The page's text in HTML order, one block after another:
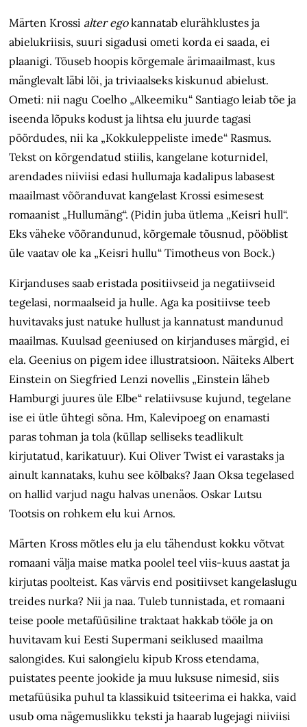
Märten Krossi alter egokannatab elurähklustes ja
abielukriisis, suuri sigadusi ometi korda ei saada, ei
plaanigi. Tõuseb hoopis kõrgemale ärimaailmast, kus
mänglevalt läbi lõi, ja triviaalseks kiskunud abielust.
Ometi: nii nagu Coelho „Alkeemiku“ Santiago leiab tõe ja
iseenda lõpuks kodust ja lihtsa elu juurde tagasi
pöördudes, nii ka „Kokkuleppeliste imede“ Rasmus.
Tekst on kõrgendatud stiilis, kangelane koturnidel,
arendades niiviisi edasi hullumaja kadalipus labasest
maailmast võõranduvat kangelast Krossi esimesest
romaanist „Hullumäng“. (Pidin juba ütlema „Keisri hull“.
Eks väheke võõrandunud, kõrgemale tõusnud, pööblist
üle vaatav ole ka „Keisri hullu“ Timotheus von Bock.)
Kirjanduses saab eristada positiivseid ja negatiivseid
tegelasi, normaalseid ja hulle. Aga ka positiivse teeb
huvitavaks just natuke hullust ja kannatust mandunud
maailmas. Kuulsad geeniused on kirjanduses märgid, ei
ela. Geenius on pigem idee illustratsioon. Näiteks Albert
Einstein on Siegfried Lenzi novellis „Einstein läheb
Hamburgi juures üle Elbe“ relatiivsuse kujund, tegelane
ise ei ütle ühtegi sõna. Hm, Kalevipoeg on enamasti
paras tohman ja tola (küllap selliseks teadlikult
kirjutatud, karikatuur). Kui Oliver Twist ei varastaks ja
ainult kannataks, kuhu see kõlbaks? Jaan Oksa tegelased
on hallid varjud nagu halvas unenäos. Oskar Lutsu
Tootsis on rohkem elu kui Arnos.
Märten Kross mõtles elu ja elu tähendust kokku võtvat
romaani välja maise matka poolel teel viis-kuus aastat ja
kirjutas poolteist. Kas värvis end positiivset kangelaslugu
treides nurka? Nii ja naa. Tuleb tunnistada, et romaani
teise poole metafüüsiline traktaat hakkab tööle ja on
huvitavam kui Eesti Supermani seiklused maailma
salongides. Kui salongielu kipub Kross etendama,
puistates peente jookide ja muu luksuse nimesid, siis
metafüüsika puhul ta klassikuid tsiteerima ei hakka, vaid
usub oma nägemuslikku teksti ja haarab lugejagi niiviisi